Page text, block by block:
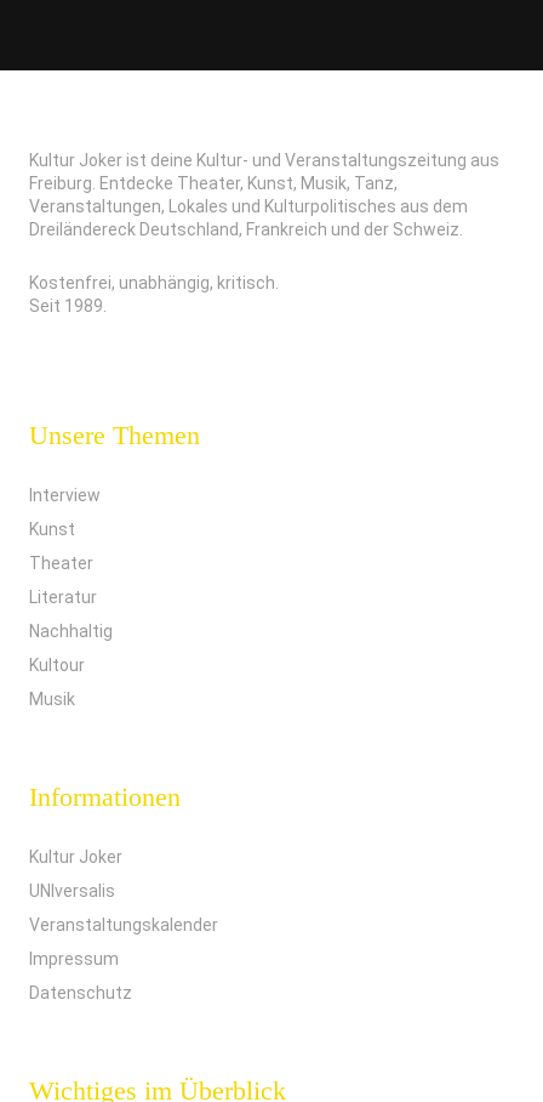
Kultur Joker ist deine Kultur- und Veranstaltungszeitung aus
Freiburg. Entdecke Theater, Kunst, Musik, Tanz,
Veranstaltungen, Lokales und Kulturpolitisches aus dem
Dreiländereck Deutschland, Frankreich und der Schweiz.
Kostenfrei, unabhängig, kritisch.
Seit 1989.
Unsere Themen
Interview
Kunst
Theater
Literatur
Nachhaltig
Kultour
Musik
Informationen
Kultur Joker
UNIversalis
Veranstaltungskalender
Impressum
Datenschutz
Wichtiges im Überblick